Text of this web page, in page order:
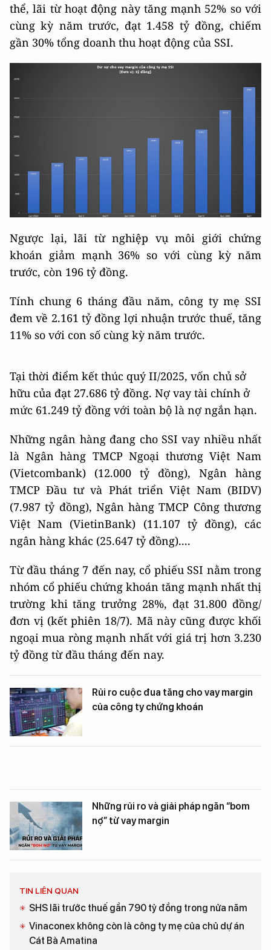
thể, lãi từ hoạt động này tăng mạnh 52% so với
cùng kỳ năm trước, đạt 1.458 tỷ đồng, chiếm
gần 30% tổng doanh thu hoạt động của SSI.
Ngược lại, lãi từ nghiệp vụ môi giới chứng
khoán giảm mạnh 36% so với cùng kỳ năm
trước, còn 196 tỷ đồng.
Tính chung 6 tháng đầu năm, công ty mẹ SSI
đem về 2.161 tỷ đồng lợi nhuận trước thuế, tăng
11% so với con số cùng kỳ năm trước.
Tại thời điểm kết thúc quý II/2025, vốn chủ sở
hữu của đạt 27.686 tỷ đồng. Nợ vay tài chính ở
mức 61.249 tỷ đồng với toàn bộ là nợ ngắn hạn.
Những ngân hàng đang cho SSI vay nhiều nhất
là Ngân hàng TMCP Ngoại thương Việt Nam
(Vietcombank) (12.000 tỷ đồng), Ngân hàng
TMCP Đầu tư và Phát triển Việt Nam (BIDV)
(7.987 tỷ đồng), Ngân hàng TMCP Công thương
Việt Nam (VietinBank) (11.107 tỷ đồng), các
ngân hàng khác (25.647 tỷ đồng)....
Từ đầu tháng 7 đến nay, cổ phiếu SSI nằm trong
nhóm cổ phiếu chứng khoán tăng mạnh nhất thị
trường khi tăng trưởng 28%, đạt 31.800 đồng/
đơn vị (kết phiên 18/7). Mã này cũng được khối
ngoại mua ròng mạnh nhất với giá trị hơn 3.230
tỷ đồng từ đầu tháng đến nay.
Rủi ro cuộc đua tăng cho vay margin
của công ty chứng khoán
Những rủi ro và giải pháp ngăn “bom
nợ” từ vay margin
TIN LIÊN QUAN
SHS lãi trước thuế gần 790 tỷ đồng trong nửa năm
Vinaconex không còn là công ty mẹ của chủ dự án
Cát Bà Amatina